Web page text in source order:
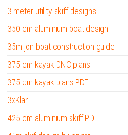
3 meter utility skiff designs
350 cm aluminium boat design
35m jon boat construction guide
375 cm kayak CNC plans
375 cm kayak plans PDF
3xKlan
425 cm aluminium skiff PDF